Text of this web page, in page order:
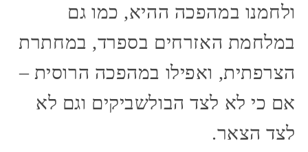
ולחמנו במהפכה ההיא, כמו גם
במלחמת האזרחים בספרד, במחתרת
הצרפתית, ואפילו במהפכה הרוסית –
אם כי לא לצד הבולשביקים וגם לא
לצד הצאר.